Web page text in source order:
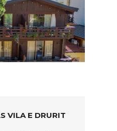
VILA E DRURIT